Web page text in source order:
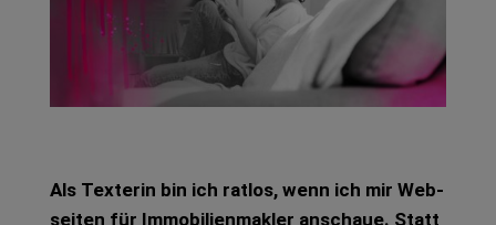
Als Tex­te­rin bin ich rat­los, wenn ich mir Web­
sei­ten für Immo­bi­li­en­mak­ler anschaue. Statt